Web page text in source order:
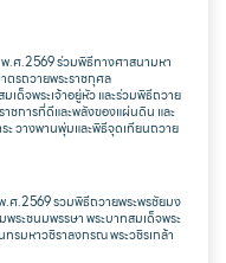
.ศ.2569 ร่วมพิธีทางศาสนามหา
รถวายพระราชกุศล
เด็จพระเจ้าอยู่หัว และร่วมพิธีถวาย
ชการที่ดีและพลังของแผ่นดิน และ
ะ วางพานพุ่มและพิธีจุดเทียนถวาย
.ศ.2569 รวมพิธีถวายพระพรชัยมง
พระชนมพรรษา พระบาทสมเด็จพระ
รมหาวชิราลงกรณ พระวชิรเกล้า